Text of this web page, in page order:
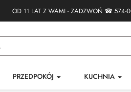
OD 11 LAT Z WAMI - ZADZWOŃ ☎ 574-
PRZEDPOKÓJ KUCHNIA